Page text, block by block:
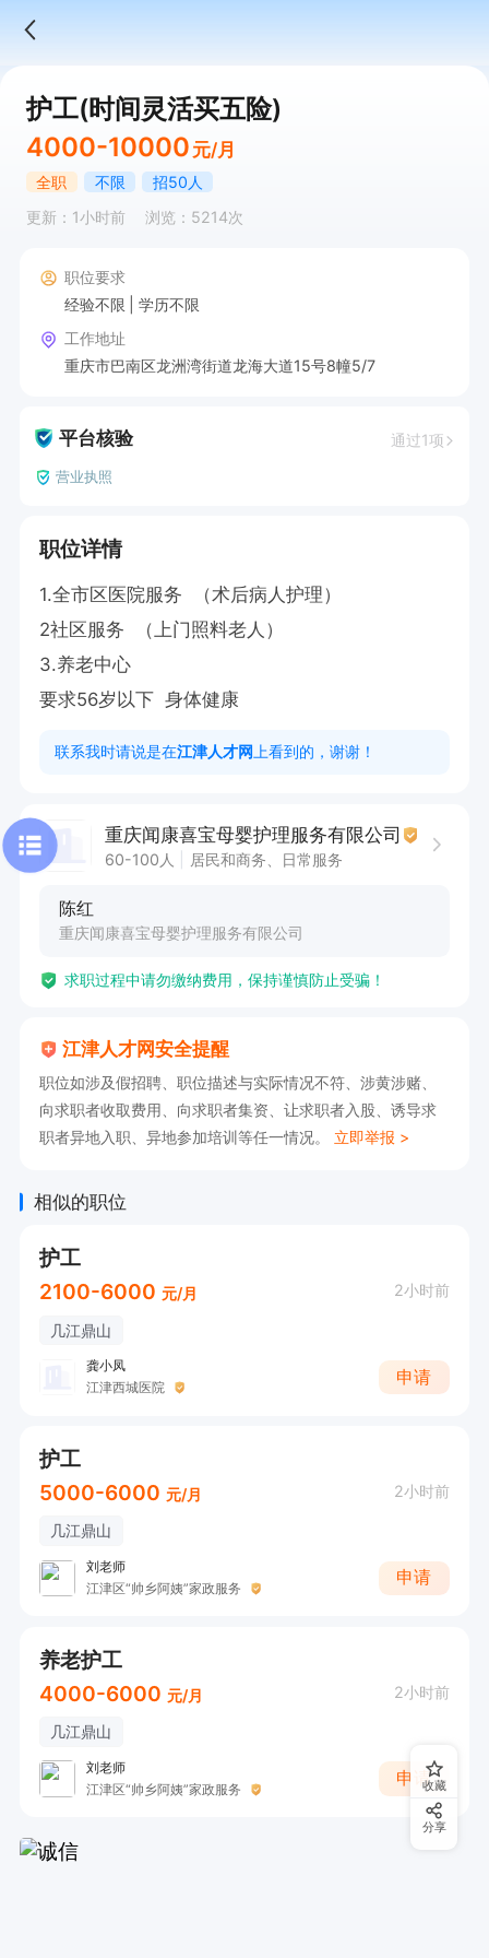
护工(时间灵活买五险)
4000-10000 元/月
全职 不限
招50人
更新：1小时前
浏览：5214次
职位要求
经验不限
学历不限
工作地址
重庆市巴南区龙洲湾街道龙海大道15号8幢5/7
平台核验 通过1项
营业执照
职位详情
1.全市区医院服务  （术后病人护理）
2社区服务  （上门照料老人）
3.养老中心
要求56岁以下  身体健康
联系我时请说是在江津人才网 上看到的，谢谢！
重庆闻康喜宝母婴护理服务有限公司
60-100人 居民和商务、日常服务
陈红
重庆闻康喜宝母婴护理服务有限公司
求职过程中请勿缴纳费用，保持谨慎防止受骗！
江津人才网安全提醒
职位如涉及假招聘、职位描述与实际情况不符、涉黄涉赌、
向求职者收取费用、向求职者集资、让求职者入股、诱导求
职者异地入职、异地参加培训等任一情况。 立即举报 >
相似的职位
护工
2100-6000 元/月 2小时前
几江鼎山
龚小凤
江津西城医院
申请
护工
5000-6000 元/月 2小时前
几江鼎山
刘老师
江津区“帅乡阿姨”家政服务
申请
养老护工
4000-6000 元/月 2小时前
几江鼎山
刘老师
江津区“帅乡阿姨”家政服务
申请收藏
分享